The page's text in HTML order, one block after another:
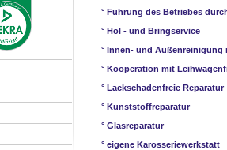
° Führung des Betriebes
° Hol - und Bringservice
° Innen- und
° Kooperation mit
° Lackschadenfreie Reparatur
° Kunststoffreparatur
° Glasreparatur
° eigene Karosseriewerkstatt